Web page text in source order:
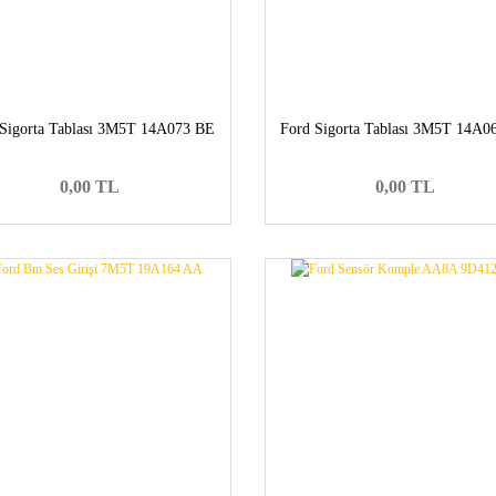
Tablası 3M5T 14A073 BE
0,00 TL
Ford Sigorta Tablası 3M5T
0,00 TL